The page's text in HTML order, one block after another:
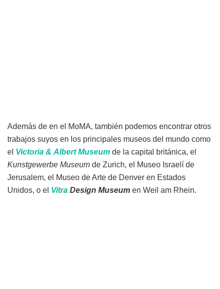
Además de en el MoMA, también podemos encontrar otros
trabajos suyos en los principales museos del mundo como
el Victoria & Albert Museum de la capital británica, el
Kunstgewerbe Museum de Zurich, el Museo Israelí de
Jerusalem, el Museo de Arte de Denver en Estados
Unidos, o el Vitra Design Museum en Weil am Rhein.